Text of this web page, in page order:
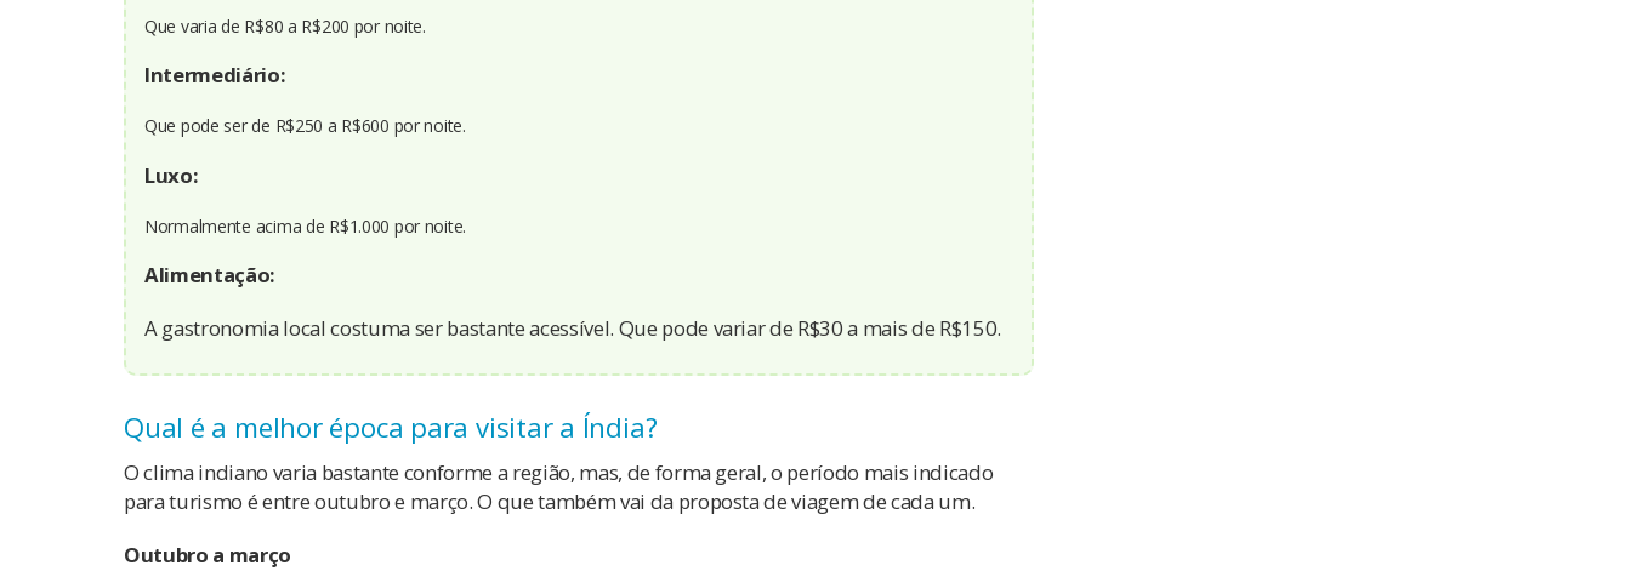
Que varia de R$80 a R$200 por noite.
Intermediário:
Que pode ser de R$250 a R$600 por noite.
Luxo:
Normalmente acima de R$1.000 por noite.
Alimentação:
A gastronomia local costuma ser bastante acessível. Que pode variar de R$30 a mais de R$150.
Qual é a melhor época para visitar a Índia?
O clima indiano varia bastante conforme a região, mas, de forma geral, o período mais indicado
para turismo é entre outubro e março. O que também vai da proposta de viagem de cada um.
Outubro a março